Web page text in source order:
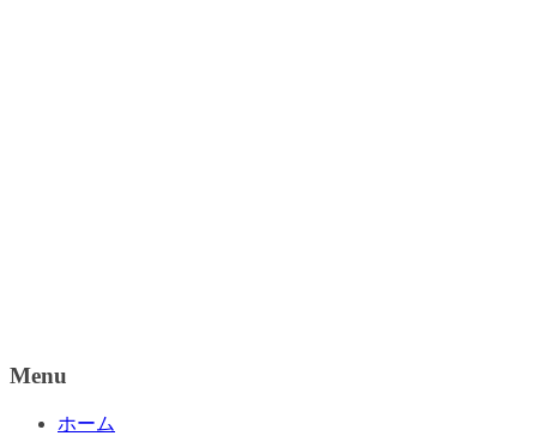
Menu
ホーム